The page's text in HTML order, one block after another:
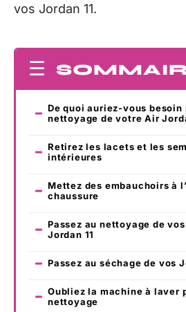
vos Jordan 11.
De quoi auriez-vous besoin
nettoyage de votre Air
Retirez les lacets et les
intérieures
Mettez des embauchoirs à
chaussure
Passez au nettoyage de
Jordan 11
Passez au séchage de vos
Oubliez la machine à laver
nettoyage